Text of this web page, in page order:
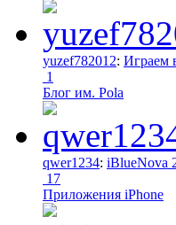
yuzef782012: Играем
1
Блог им. Pola
qwer1234: iBlueNova
17
Приложения iPhone